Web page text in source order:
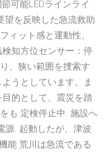
可能LEDラインライ
望を反映した急流救助
ィット感と運動性、
知方位センサー：停
、狭い範囲を捜索す
うとしています。ま
的として、震災を踏
も 定検停止中. 施設へ
源. 起動したが、津波
能 荒川は急流である